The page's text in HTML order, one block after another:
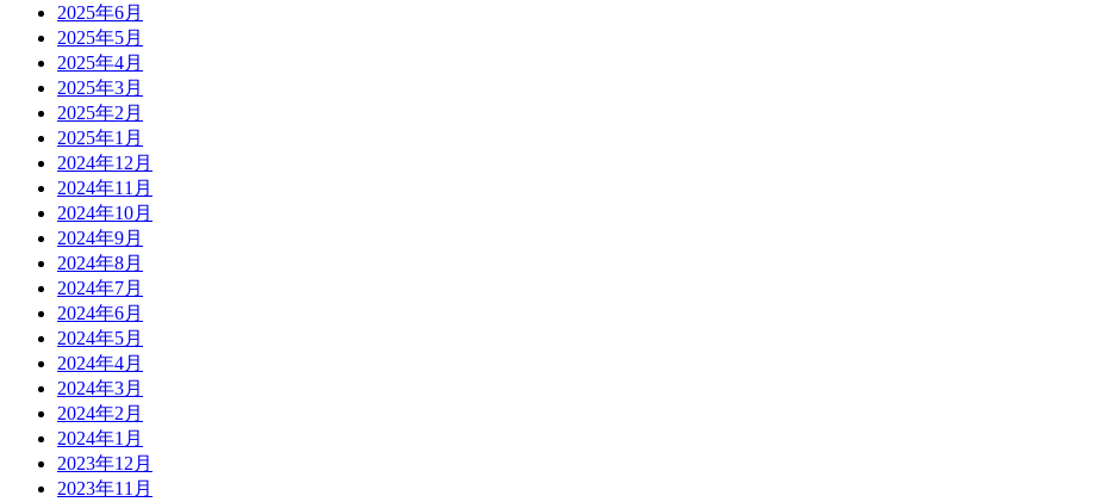
2025年6月
2025年5月
2025年4月
2025年3月
2025年2月
2025年1月
2024年12月
2024年11月
2024年10月
2024年9月
2024年8月
2024年7月
2024年6月
2024年5月
2024年4月
2024年3月
2024年2月
2024年1月
2023年12月
2023年11月